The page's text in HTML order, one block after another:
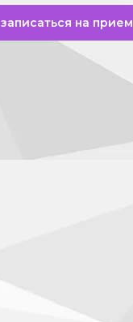
записаться на прием